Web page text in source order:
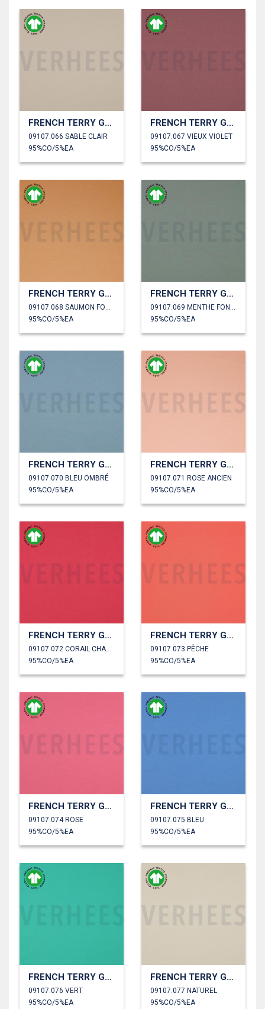
FRENCH TERRY GOTS
09107.066 SABLE CLAIR
95%CO/5%EA
FRENCH TERRY GOTS
09107.067 VIEUX VIOLET
95%CO/5%EA
FRENCH TERRY GOTS
95%CO/5%EA
FRENCH TERRY GOTS
95%CO/5%EA
FRENCH TERRY GOTS
09107.070 BLEU OMBRÉ
95%CO/5%EA
FRENCH TERRY GOTS
09107.071 ROSE ANCIEN
95%CO/5%EA
FRENCH TERRY GOTS
95%CO/5%EA
FRENCH TERRY GOTS
09107.073 PÊCHE
95%CO/5%EA
FRENCH TERRY GOTS
09107.074 ROSE
95%CO/5%EA
FRENCH TERRY GOTS
09107.075 BLEU
95%CO/5%EA
FRENCH TERRY GOTS
09107.076 VERT
95%CO/5%EA
FRENCH TERRY GOTS
09107.077 NATUREL
95%CO/5%EA